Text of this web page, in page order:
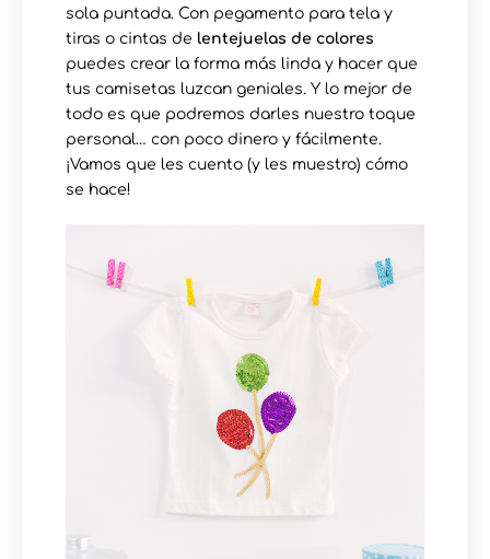
sola puntada. Con pegamento para tela y
tiras o cintas de lentejuelas de colores
puedes crear la forma más linda y hacer que
tus camisetas luzcan geniales. Y lo mejor de
todo es que podremos darles nuestro toque
personal… con poco dinero y fácilmente.
¡Vamos que les cuento (y les muestro) cómo
se hace!